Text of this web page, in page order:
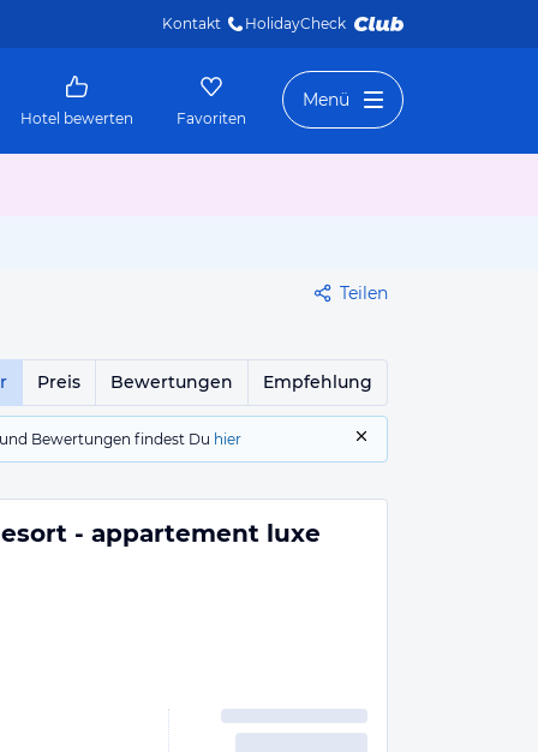
Kontakt HolidayCheck
Hotel bewerten Favoriten
Menü
Teilen
Preis Bewertungen Empfehlung
Bewertungen findest Du hier
- appartement luxe